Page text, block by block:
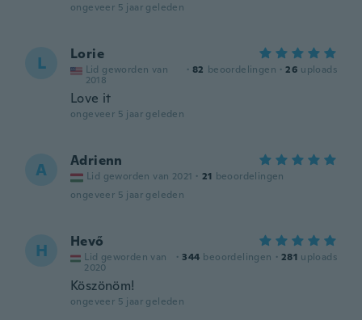
ongeveer 5 jaar geleden
L Lorie
Lid geworden van
2018
· 82 beoordelingen · 26 uploads
Love it
ongeveer 5 jaar geleden
A Adrienn
Lid geworden van 2021 · 21 beoordelingen
ongeveer 5 jaar geleden
H Hevő
Lid geworden van
2020
· 344 beoordelingen · 281 uploads
Köszönöm!
ongeveer 5 jaar geleden